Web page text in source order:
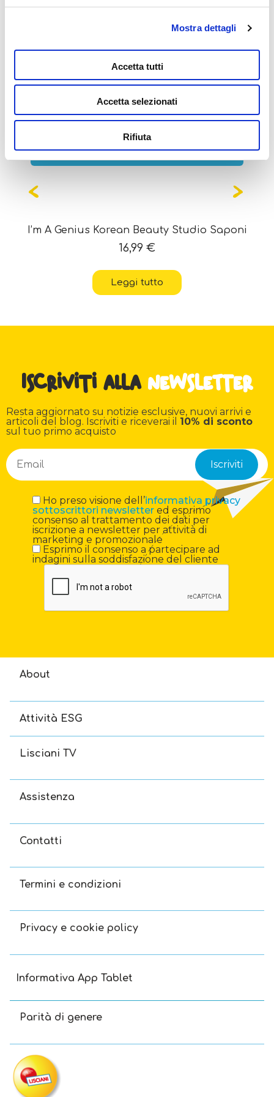
Mostra dettagli
Accetta tutti
Accetta selezionati
Rifiuta
Potrebbe interessarti
anche...
OUT OF STOCK
I’m A Genius Korean Beauty Studio Saponi
16,99 €
Leggi tutto
Iscriviti alla newsletter
Resta aggiornato su notizie esclusive, nuovi arrivi e
articoli del blog. Iscriviti e riceverai il 10% di sconto
sul tuo primo acquisto
Ho preso visione dell’informativa privacy
sottoscrittori newslettered esprimo
consenso al trattamento dei dati per
iscrizione a newsletter per attività di
marketing e promozionale
Esprimo il consenso a partecipare ad
indagini sulla soddisfazione del cliente
About
Attività ESG
Lisciani TV
Assistenza
Contatti
Termini e condizioni
Privacy e cookie policy
Informativa App Tablet
Parità di genere